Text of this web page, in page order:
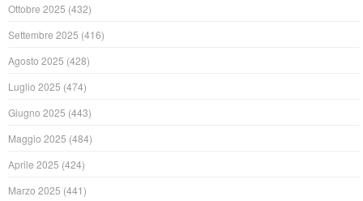
Ottobre 2025 (432)
Settembre 2025 (416)
Agosto 2025 (428)
Luglio 2025 (474)
Giugno 2025 (443)
Maggio 2025 (484)
Aprile 2025 (424)
Marzo 2025 (441)